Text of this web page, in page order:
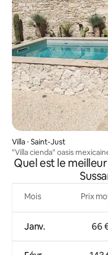
Villa ⋅ Saint-Just
"Villa cienda" oasis
Quel est le
Mois
Janv.
Prix
66